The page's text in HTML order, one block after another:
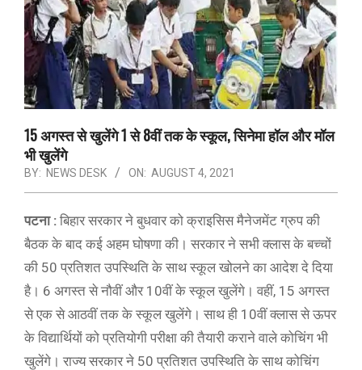
15 अगस्त से खुलेंगे 1 से 8वीं तक के स्कूल, सिनेमा हॉल और मॉल
भी खुलेंगे
BY: NEWS DESK ON: AUGUST 4, 2021
पटना : बिहार सरकार ने बुधवार को क्राइसिस मैनेजमेंट ग्रुप की
बैठक के बाद कई अहम घोषणा की। सरकार ने सभी क्लास के बच्चों
की 50 प्रतिशत उपस्थिति के साथ स्कूल खोलने का आदेश दे दिया
है। 6 अगस्त से नौवीं और 10वीं के स्कूल खुलेंगे। वहीं, 15 अगस्त
से एक से आठवीं तक के स्कूल खुलेंगे। साथ ही 10वीं क्लास से ऊपर
के विद्यार्थियों को प्रतियोगी परीक्षा की तैयारी कराने वाले कोचिंग भी
खुलेंगे। राज्य सरकार ने 50 प्रतिशत उपस्थिति के साथ कोचिंग